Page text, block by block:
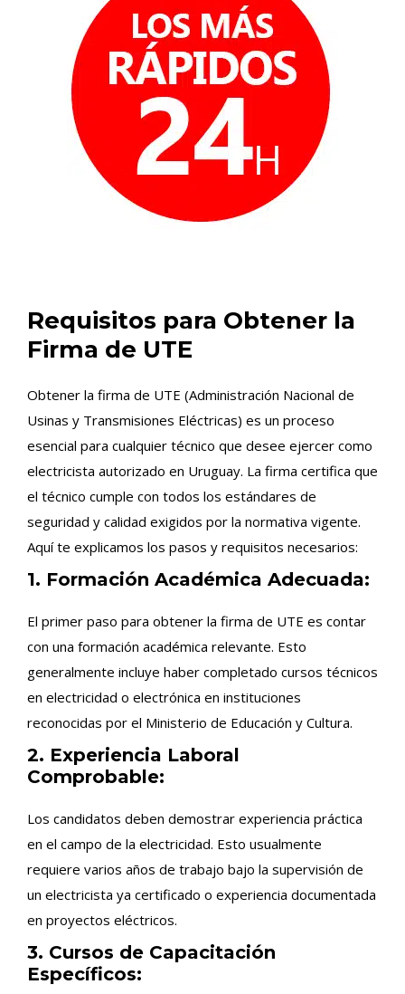
Requisitos para Obtener la
Firma de UTE
Obtener la firma de UTE (Administración Nacional de
Usinas y Transmisiones Eléctricas) es un proceso
esencial para cualquier técnico que desee ejercer como
electricista autorizado en Uruguay. La firma certifica que
el técnico cumple con todos los estándares de
seguridad y calidad exigidos por la normativa vigente.
Aquí te explicamos los pasos y requisitos necesarios:
1. Formación Académica Adecuada:
El primer paso para obtener la firma de UTE es contar
con una formación académica relevante. Esto
generalmente incluye haber completado cursos técnicos
en electricidad o electrónica en instituciones
reconocidas por el Ministerio de Educación y Cultura.
2. Experiencia Laboral
Comprobable:
Los candidatos deben demostrar experiencia práctica
en el campo de la electricidad. Esto usualmente
requiere varios años de trabajo bajo la supervisión de
un electricista ya certificado o experiencia documentada
en proyectos eléctricos.
3. Cursos de Capacitación
Específicos: